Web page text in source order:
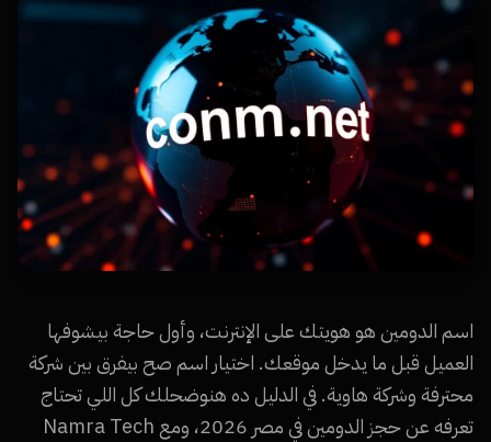
اسم الدومين هو هويتك على الإنترنت، وأول حاجة بيشوفها
العميل قبل ما يدخل موقعك. اختيار اسم صح بيفرق بين شركة
محترفة وشركة هاوية. في الدليل ده هنوضحلك كل اللي تحتاج
تعرفه عن حجز الدومين في مصر 2026، ومع Namra Tech